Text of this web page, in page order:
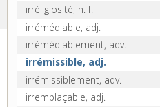
irréligiosité, n. f.
irrémédiable, adj.
irrémédiablement, adv.
irrémissible, adj.
irrémissiblement, adv.
irremplaçable, adj.